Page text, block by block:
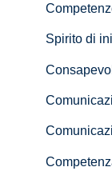
Spirito di